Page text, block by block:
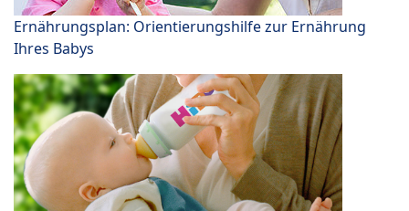
Ernährungsplan: Orientierungshilfe zur Ernährung
Ihres Babys